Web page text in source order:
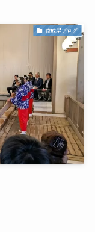
益成屋ブログ